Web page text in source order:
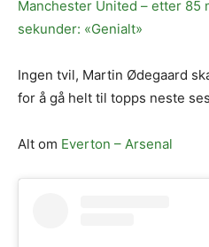
Manchester United – etter 85
sekunder: «Genialt»
Ingen tvil, Martin Ødegaard
for å gå helt til topps neste
Alt om Everton – Arsenal